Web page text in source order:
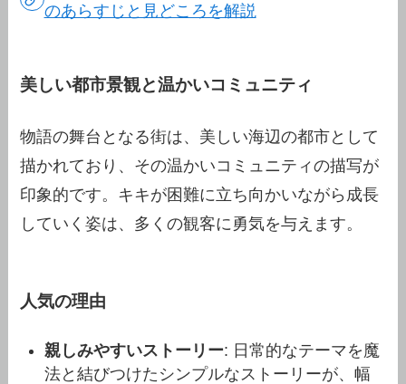
のあらすじと見どころを解説
美しい都市景観と温かいコミュニティ
物語の舞台となる街は、美しい海辺の都市として
描かれており、その温かいコミュニティの描写が
印象的です。キキが困難に立ち向かいながら成長
していく姿は、多くの観客に勇気を与えます。
人気の理由
親しみやすいストーリー: 日常的なテーマを魔
法と結びつけたシンプルなストーリーが、幅